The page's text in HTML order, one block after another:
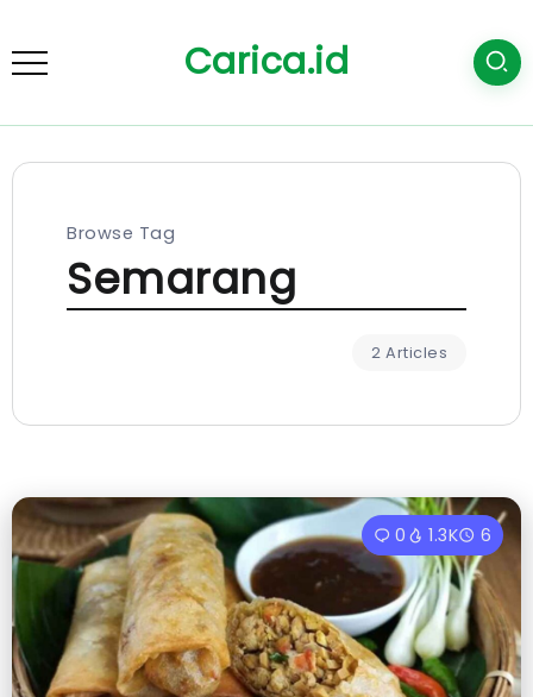
Carica.id
Browse Tag
Semarang
2 Articles
0 1.3K 6